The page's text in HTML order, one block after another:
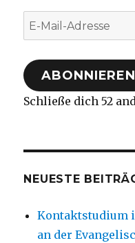
E-
Mail-
Adresse
ABONNIEREN
Schließe dich 52
NEUESTE
Kontaktstudium
an der